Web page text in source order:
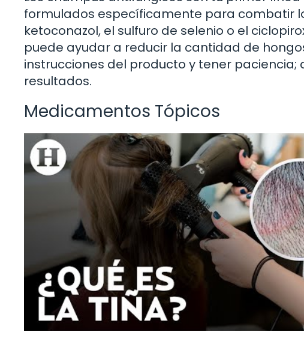
formulados específicamente para combatir
ketoconazol, el sulfuro de selenio o el
puede ayudar a reducir la cantidad de
instrucciones del producto y tener
resultados.
Medicamentos Tópicos